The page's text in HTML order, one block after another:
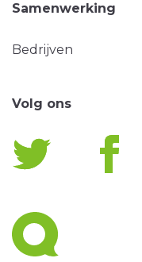
Samenwerking
Bedrijven
Volg ons